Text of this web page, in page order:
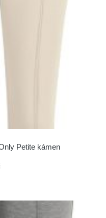
Petite kámen